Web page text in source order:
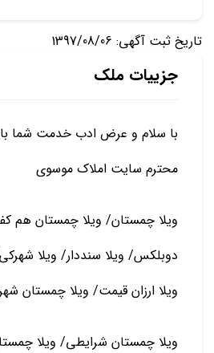
تاریخ ثبت آگهی: 1397/08/06
جزییات ملک
با سلام و عرض ادب خدمت شما
محترم سایت املاک موسوی
ویلا چمستان/ ویلا چمستان هم
دوبلکس/ ویلا سنددار/ ویلا
ویلا ارزان قیمت/ ویلا چمستان
ویلا چمستان شرایطی/ ویلا